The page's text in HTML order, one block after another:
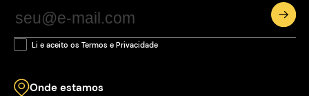
Li e aceito os Termos e Privacidade
Onde estamos